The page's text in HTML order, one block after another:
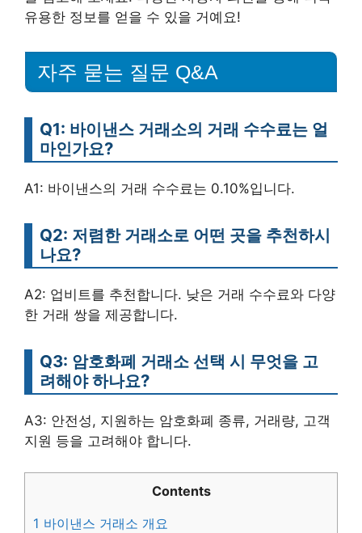
유용한 정보를 얻을 수 있을 거예요!
자주 묻는 질문 Q&A
Q1: 바이낸스 거래소의 거래 수수료는 얼
마인가요?
A1: 바이낸스의 거래 수수료는 0.10%입니다.
Q2: 저렴한 거래소로 어떤 곳을 추천하시
나요?
A2: 업비트를 추천합니다. 낮은 거래 수수료와 다양
한 거래 쌍을 제공합니다.
Q3: 암호화폐 거래소 선택 시 무엇을 고
려해야 하나요?
A3: 안전성, 지원하는 암호화폐 종류, 거래량, 고객
지원 등을 고려해야 합니다.
Contents
1 바이낸스 거래소 개요